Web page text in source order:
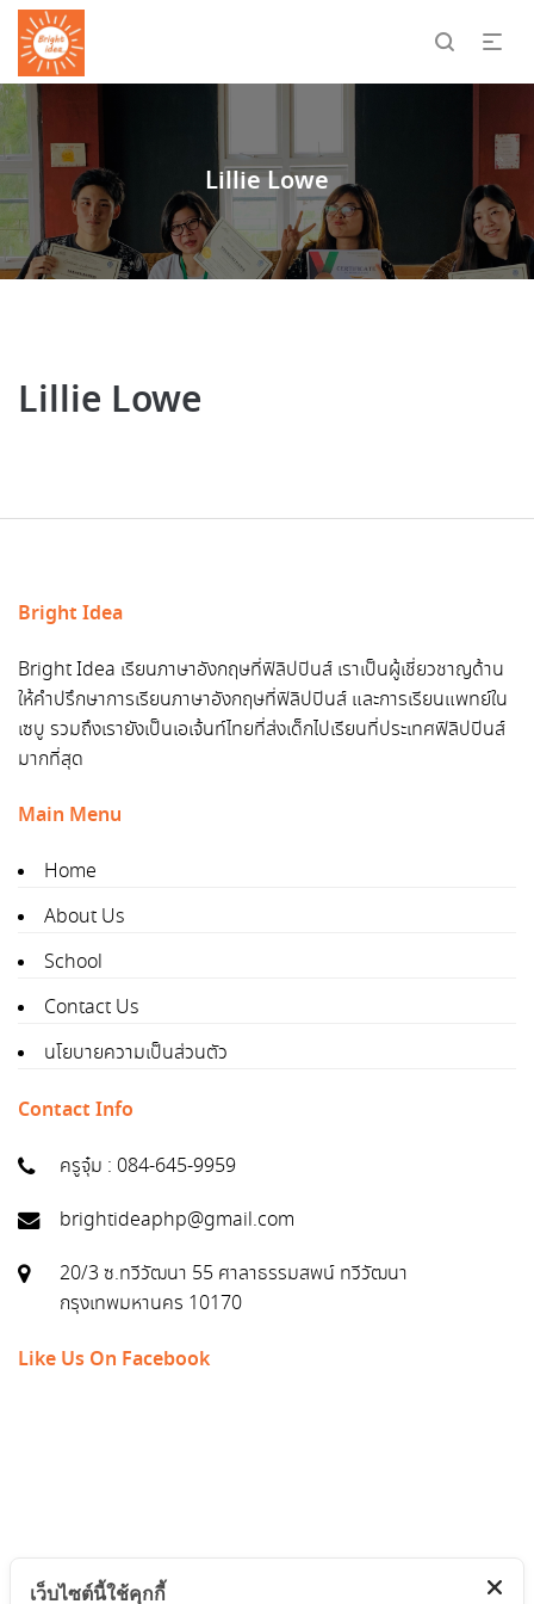
Lillie Lowe
Lillie Lowe
Bright Idea
Bright Idea เรียนภาษาอังกฤษที่ฟิลิปปินส์ เราเป็นผู้เชี่ยวชาญด้าน
ให้คำปรึกษาการเรียนภาษาอังกฤษที่ฟิลิปปินส์ และการเรียนแพทย์ใน
เซบู รวมถึงเรายังเป็นเอเจ้นท์ไทยที่ส่งเด็กไปเรียนที่ประเทศฟิลิปปินส์
มากที่สุด
Main Menu
Home
About Us
School
Contact Us
นโยบายความเป็นส่วนตัว
Contact Info
ครูจุ๋ม : 084-645-9959
brightideaphp@gmail.com
20/3 ซ.ทวีวัฒนา 55 ศาลาธรรมสพน์ ทวีวัฒนา
กรุงเทพมหานคร 10170
Like Us On Facebook
เว็บไซต์นี้ใช้คุกกี้